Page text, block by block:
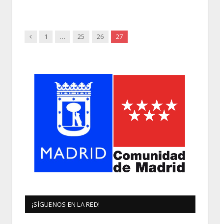
Anterior
1 … 25 26 27
¡SÍGUENOS EN LA RED!